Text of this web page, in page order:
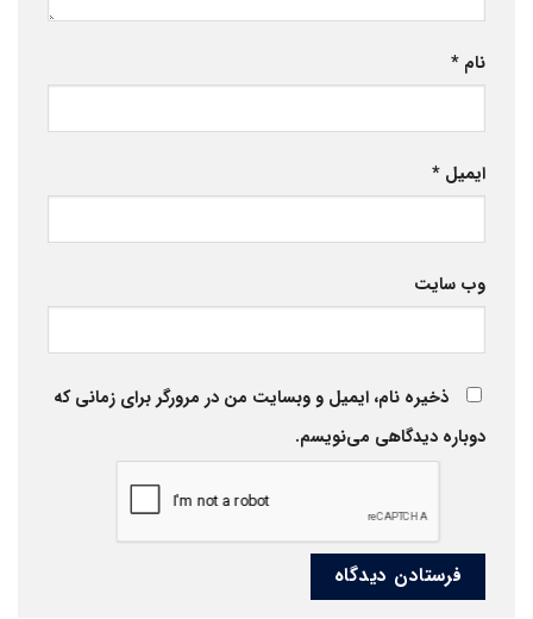
نام *
ایمیل *
وب‌ سایت
ذخیره نام، ایمیل و وبسایت من در مرورگر برای زمانی که
دوباره دیدگاهی می‌نویسم.